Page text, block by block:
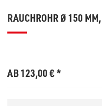
RAUCHROHR Ø 150
AB 123,00€*